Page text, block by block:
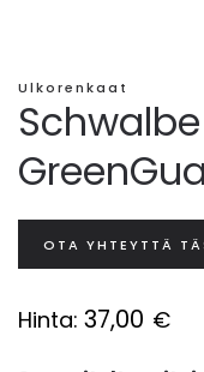
Ulkorenkaat
OTA YHTEYTTÄ
Hinta: 37,00 €